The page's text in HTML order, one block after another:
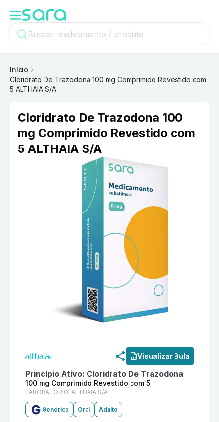
Início
Cloridrato De Trazodona 100 mg Comprimido Revestido com
5 ALTHAIA S/A
Cloridrato De Trazodona 100
mg Comprimido Revestido com
5 ALTHAIA S/A
Visualizar Bula
Princípio Ativo: Cloridrato De Trazodona
100 mg Comprimido Revestido com 5
LABORATÓRIO: ALTHAIA S/A
Genérico Oral Adulto